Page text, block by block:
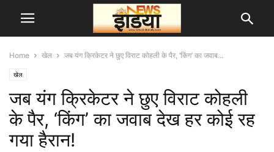
Home खेल जब यंग क्रिकेटर ने छुए विराट कोहली के पैर, ‘किंग’ का जवाब...
खेल
जब यंग क्रिकेटर ने छुए विराट कोहली
के पैर, ‘किंग’ का जवाब देख हर कोई रह
गया हैरान!